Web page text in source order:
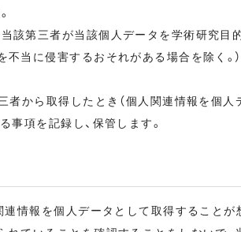
第三者が当該個人データを学術研究目
当に侵害するおそれがある場合を除く。）
者から取得したとき（個人関連情報を個
事項を記録し、保管します。
連情報を個人データとして取得するこ